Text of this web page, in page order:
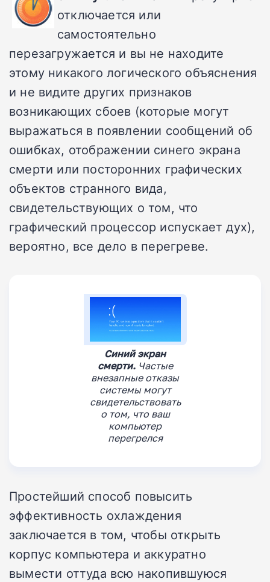
отключается или
самостоятельно
перезагружается и вы не находите
этому никакого логического объяснения
и не видите других признаков
возникающих сбоев (которые могут
выражаться в появлении сообщений об
ошибках, отображении синего экрана
смерти или посторонних графических
объектов странного вида,
свидетельствующих о том, что
графический процессор испускает дух),
вероятно, все дело в перегреве.
Синий экран
смерти.Частые
внезапные отказы
системы могут
свидетельствовать
о том, что ваш
компьютер
перегрелся
Простейший способ повысить
эффективность охлаждения
заключается в том, чтобы открыть
корпус компьютера и аккуратно
вымести оттуда всю накопившуюся